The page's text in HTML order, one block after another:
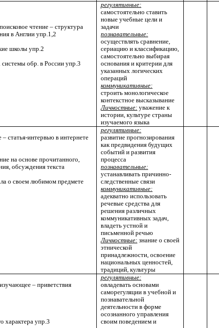
чтение – структура
в Англии упр.1,2
школы упр.2
системы обр. в России упр.3
регулятивные:
самостоятельно ставить
новые учебные цели и
задачи
познавательные:
осуществлять сравнение,
сериацию и классификацию,
самостоятельно выбирая
основания и критерии для
указанных логических
операций
коммуникативные:
строить монологическое
контекстное высказывание
Личностные: уважение к
истории, культуре страны
изучаемого языка
статья-интервью в интернете
на основе прочитанного,
обсуждения текста
о своем любимом предмете
регулятивные:
развитие прогнозирования
как предвидения будущих
событий и развития
процесса
познавательные:
устанавливать причинно-
следственные связи
коммуникативные:
адекватно использовать
речевые средства для
решения различных
коммуникативных задач,
владеть устной и
письменной речью
Личностные: знание о своей
этнической
принадлежности, освоение
национальных ценностей,
традиций, культуры
– приветствия
характера упр.3
регулятивные:
овладевать основами
саморегуляции в учебной и
познавательной
деятельности в форме
осознанного управления
своим поведением и